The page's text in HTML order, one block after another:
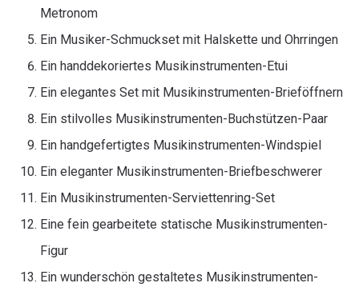
Metronom
Ein Musiker-Schmuckset mit Halskette und Ohrringen
Ein handdekoriertes Musikinstrumenten-Etui
Ein elegantes Set mit Musikinstrumenten-Brieföffnern
Ein stilvolles Musikinstrumenten-Buchstützen-Paar
Ein handgefertigtes Musikinstrumenten-Windspiel
Ein eleganter Musikinstrumenten-Briefbeschwerer
Ein Musikinstrumenten-Serviettenring-Set
Eine fein gearbeitete statische Musikinstrumenten-
Figur
Ein wunderschön gestaltetes Musikinstrumenten-